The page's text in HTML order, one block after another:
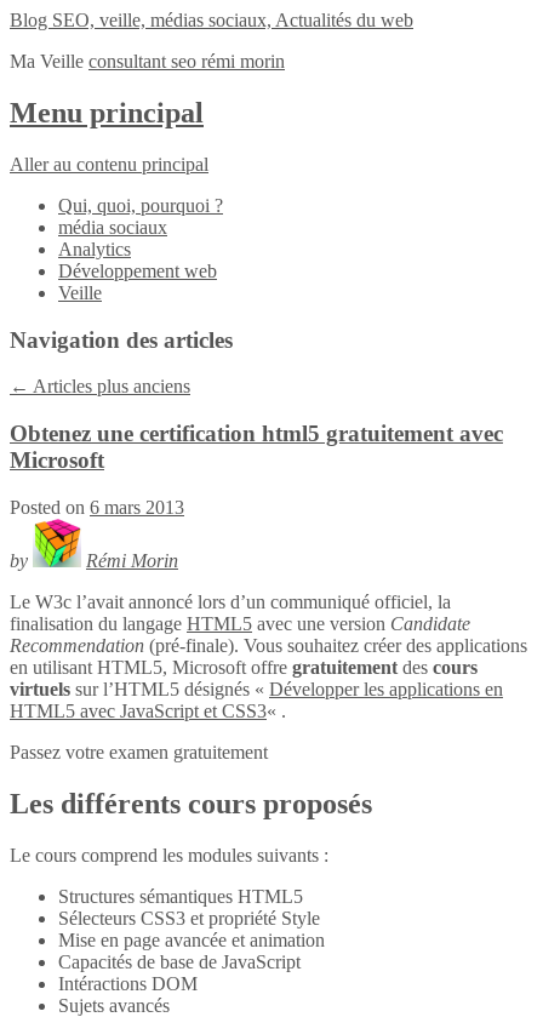
Blog SEO, veille, médias sociaux, Actualités du web
Ma Veille consultant seo rémi morin
Menu principal
Aller au contenu principal
Qui, quoi, pourquoi ?
média sociaux
Analytics
Développement web
Veille
Navigation des articles
← Articles plus anciens
Obtenez une certification html5 gratuitement avec
Microsoft
Posted on 6 mars 2013
by
Rémi Morin
Le W3c l’avait annoncé lors d’un communiqué officiel, la
finalisation du langage HTML5 avec une version Candidate
Recommendation (pré-finale). Vous souhaitez créer des applications
en utilisant HTML5, Microsoft offre gratuitement des cours
virtuels sur l’HTML5 désignés « Développer les applications en
HTML5 avec JavaScript et CSS3« .
Passez votre examen gratuitement
Les différents cours proposés
Le cours comprend les modules suivants :
Structures sémantiques HTML5
Sélecteurs CSS3 et propriété Style
Mise en page avancée et animation
Capacités de base de JavaScript
Intéractions DOM
Sujets avancés